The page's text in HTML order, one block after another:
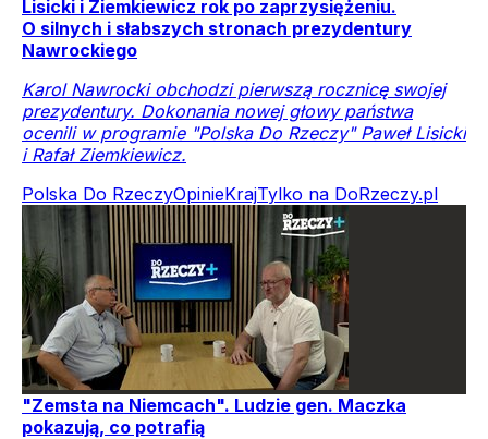
Lisicki i Ziemkiewicz rok po zaprzysiężeniu.
O silnych i słabszych stronach prezydentury
Nawrockiego
Karol Nawrocki obchodzi pierwszą rocznicę swojej
prezydentury. Dokonania nowej głowy państwa
ocenili w programie "Polska Do Rzeczy" Paweł Lisicki
i Rafał Ziemkiewicz.
Polska Do RzeczyOpinieKrajTylko na DoRzeczy.pl
"Zemsta na Niemcach". Ludzie gen. Maczka
pokazują, co potrafią